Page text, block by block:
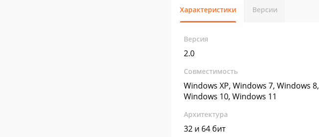
Характеристики Версии
Версия
2.0
Совместимость
Windows XP, Windows 7, Windows 8,
Windows 10, Windows 11
Архитектура
32 и 64 бит